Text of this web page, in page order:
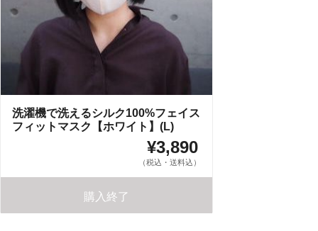
洗濯機で洗えるシルク100%フェイス
フィットマスク【ホワイト】(L)
¥3,890
（税込・送料込）
購入終了